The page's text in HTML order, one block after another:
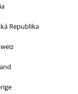
Republika